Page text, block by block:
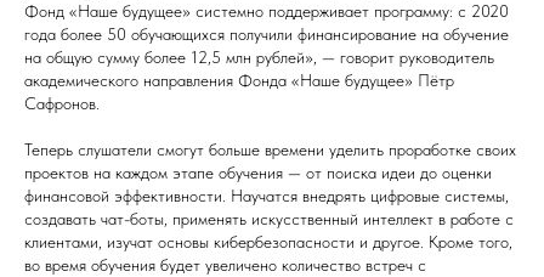
Фонд «Наше будущее» системно поддерживает программу: с 2020
года более 50 обучающихся получили финансирование на обучение
на общую сумму более 12,5 млн рублей», — говорит руководитель
академического направления Фонда «Наше будущее» Пётр
Сафронов.
Теперь слушатели смогут больше времени уделить проработке своих
проектов на каждом этапе обучения — от поиска идеи до оценки
финансовой эффективности. Научатся внедрять цифровые системы,
создавать чат-боты, применять искусственный интеллект в работе с
клиентами, изучат основы кибербезопасности и другое. Кроме того,
во время обучения будет увеличено количество встреч с